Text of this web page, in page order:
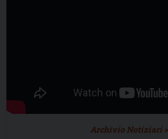
Archivio Notiziari